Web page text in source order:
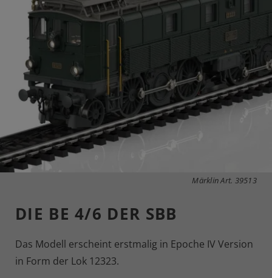
Märklin Art. 39513
DIE BE 4/6 DER SBB
Das Modell erscheint erstmalig in Epoche IV Version
in Form der Lok 12323.